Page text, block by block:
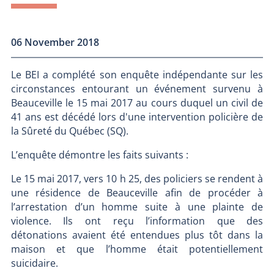
06 November 2018
Le BEI a complété son enquête indépendante sur les
circonstances entourant un événement survenu à
Beauceville le 15 mai 2017 au cours duquel un civil de
41 ans est décédé lors d'une intervention policière de
la Sûreté du Québec (SQ).
L’enquête démontre les faits suivants :
Le 15 mai 2017, vers 10 h 25, des policiers se rendent à
une résidence de Beauceville afin de procéder à
l’arrestation d’un homme suite à une plainte de
violence. Ils ont reçu l’information que des
détonations avaient été entendues plus tôt dans la
maison et que l’homme était potentiellement
suicidaire.